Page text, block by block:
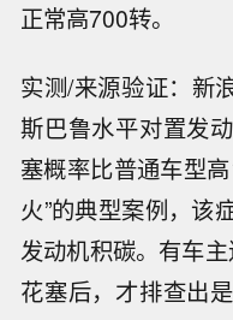
正常高700转。
实测/来源验证：新
斯巴鲁水平对置发
塞概率比普通车型
火”的典型案例，该
发动机积碳。有车
花塞后，才排查出